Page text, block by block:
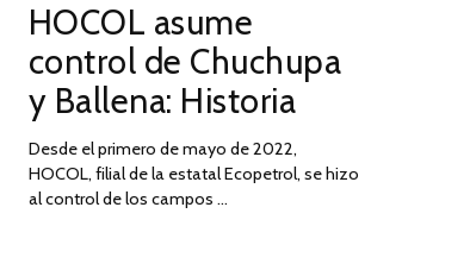
ON
DE
2026
HOCOL asume
control de Chuchupa
y Ballena: Historia
Desde el primero de mayo de 2022,
HOCOL, filial de la estatal Ecopetrol, se hizo
al control de los campos …